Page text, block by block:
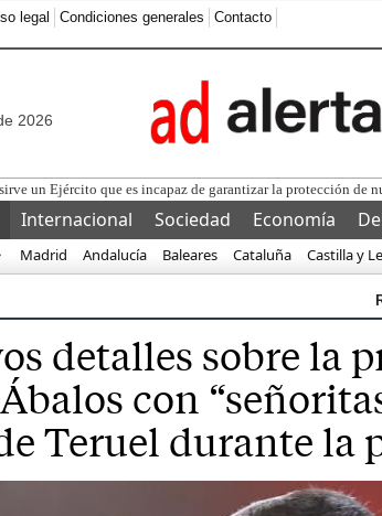
legal Condiciones generales Contacto
2026
Internacional Sociedad Economía
Madrid Andalucía Baleares Cataluña Castilla y
detalles sobre la
con
Teruel durante la